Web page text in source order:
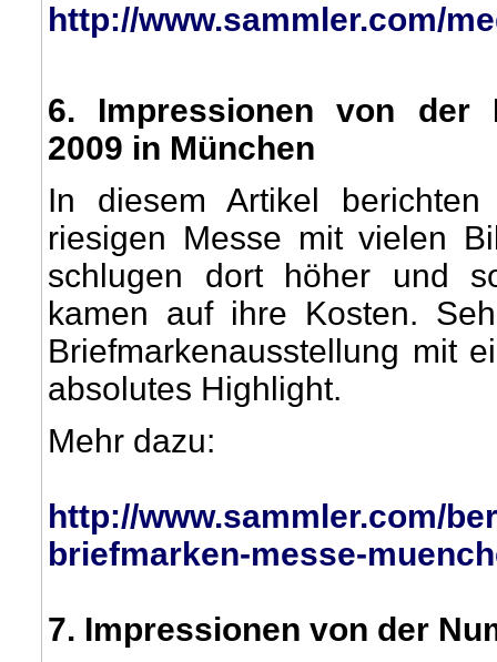
http://www.sammler.com/
6. Impressionen von der
2009 in München
In diesem Artikel
riesigen Messe mit vielen
schlugen dort höher und
kamen auf ihre Kosten.
Briefmarkenausstellung mit
absolutes Highlight.
Mehr dazu:
http://www.sammler.com/
briefmarken-messe-
7. Impressionen von der